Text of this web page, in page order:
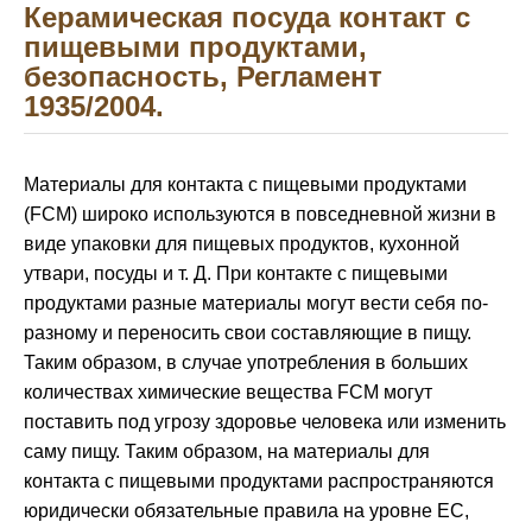
Керамическая посуда контакт с
пищевыми продуктами,
безопасность, Регламент
1935/2004.
Материалы для контакта с пищевыми продуктами
(FCM) широко используются в повседневной жизни в
виде упаковки для пищевых продуктов, кухонной
утвари, посуды и т. Д. При контакте с пищевыми
продуктами разные материалы могут вести себя по-
разному и переносить свои составляющие в пищу.
Таким образом, в случае употребления в больших
количествах химические вещества FCM могут
поставить под угрозу здоровье человека или изменить
саму пищу. Таким образом, на материалы для
контакта с пищевыми продуктами распространяются
юридически обязательные правила на уровне ЕС,